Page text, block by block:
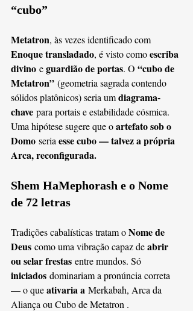
“cubo”
Metatron, às vezes identificado com
Enoque transladado, é visto como escriba
divino e guardião de portas. O “cubo de
Metatron” (geometria sagrada contendo
sólidos platônicos) seria um diagrama-
chave para portais e estabilidade cósmica.
Uma hipótese sugere que o artefato sob o
Domo seria esse cubo — talvez a própria
Arca, reconfigurada.
Shem HaMephorash e o Nome
de 72 letras
Tradições cabalísticas tratam o Nome de
Deus como uma vibração capaz de abrir
ou selar frestas entre mundos. Só
iniciados dominariam a pronúncia correta
— o que ativaria a Merkabah, Arca da
Aliança ou Cubo de Metatron .